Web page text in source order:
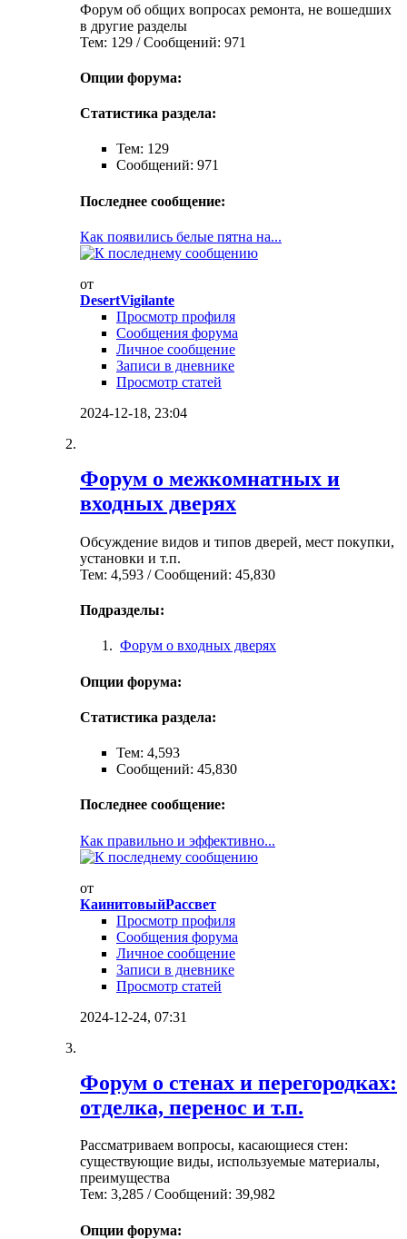
Форум об общих вопросах ремонта, не вошедших
в другие разделы
Тем: 129 / Сообщений: 971
Опции форума:
Статистика раздела:
Тем: 129
Сообщений: 971
Последнее сообщение:
Как появились белые пятна на...
от
DesertVigilante
Просмотр профиля
Сообщения форума
Личное сообщение
Записи в дневнике
Просмотр статей
2024-12-18, 23:04
Форум о межкомнатных и
входных дверях
Обсуждение видов и типов дверей, мест покупки,
установки и т.п.
Тем: 4,593 / Сообщений: 45,830
Подразделы:
Форум о входных дверях
Опции форума:
Статистика раздела:
Тем: 4,593
Сообщений: 45,830
Последнее сообщение:
Как правильно и эффективно...
от
КаинитовыйРассвет
Просмотр профиля
Сообщения форума
Личное сообщение
Записи в дневнике
Просмотр статей
2024-12-24, 07:31
Форум о стенах и перегородках:
отделка, перенос и т.п.
Рассматриваем вопросы, касающиеся стен:
существующие виды, используемые материалы,
преимущества
Тем: 3,285 / Сообщений: 39,982
Опции форума: